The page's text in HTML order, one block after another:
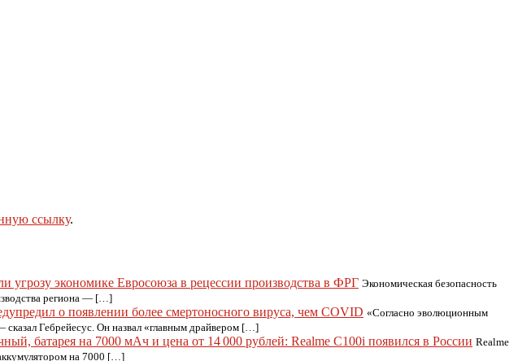
ссылку.
экономике Евросоюза в рецессии производства в ФРГ Экономическая безопасность
региона — […]
о появлении более смертоносного вируса, чем COVID «Согласно эволюционным
Гебрейесус. Он назвал «главным драйвером […]
батарея на 7000 мАч и цена от 14 000 рублей: Realme C100i появился в России Realme
на 7000 […]